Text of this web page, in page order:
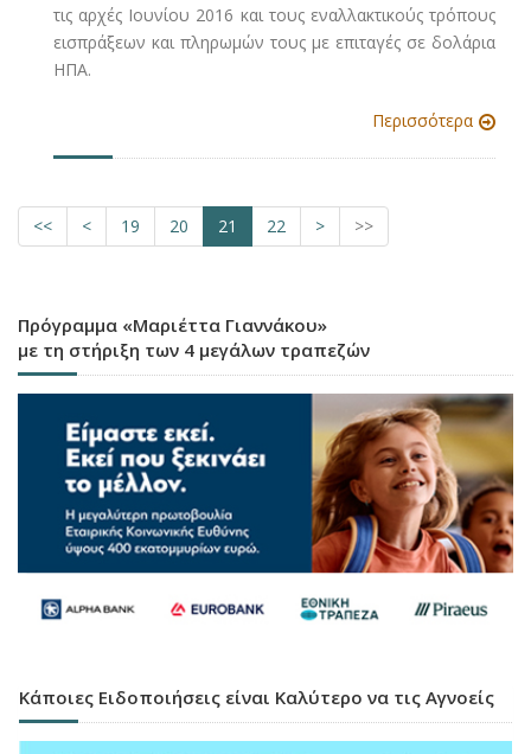
τις αρχές Ιουνίου 2016 και τους εναλλακτικούς τρόπους
εισπράξεων και πληρωμών τους με επιταγές σε δολάρια
ΗΠΑ.
Περισσότερα
<< < 19 20 21 22 > >>
Πρόγραμμα «Μαριέττα Γιαννάκου»
με τη στήριξη των 4 μεγάλων τραπεζών
Κάποιες Ειδοποιήσεις είναι Καλύτερο να τις Αγνοείς